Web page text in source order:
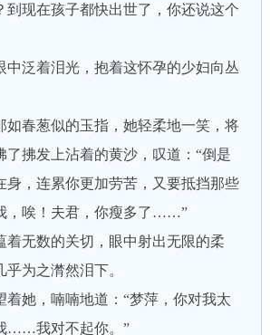
到现在孩子都快出世了，你还说这个
泛着泪光，抱着这怀孕的少妇向丛
春葱似的玉指，她轻柔地一笑，将
了拂发上沾着的黄沙，叹道：“倒是
身，连累你更加劳苦，又要抵挡那些
，唉！夫君，你瘦多了……”
无数的关切，眼中射出无限的柔
为之潸然泪下。
她，喃喃地道：“梦萍，你对我太
……我对不起你。”